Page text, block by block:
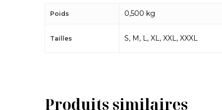
Poids 0,500 kg
Tailles S, M, L, XL, XXL, XXXL
Produits similaires